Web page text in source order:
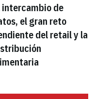
intercambio de
el gran reto
del retail y la